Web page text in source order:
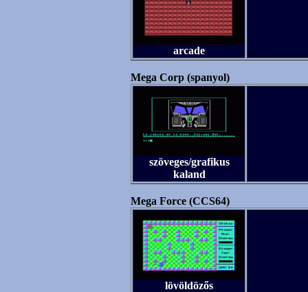
arcade
Mega Corp (spanyol)
szöveges/grafikus
kaland
Mega Force (CCS64)
lövöldözős